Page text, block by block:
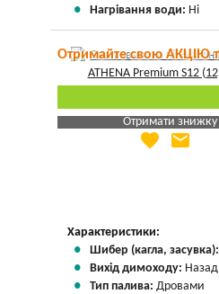
Нагрівання води: Ні
Отримайте свою АКЦІЮ
Отримати знижку
Яка Ваша ціна
favorite email
Характеристики:
Шибер (кагла,
Вихід димоходу:
Тип палива: Дровами